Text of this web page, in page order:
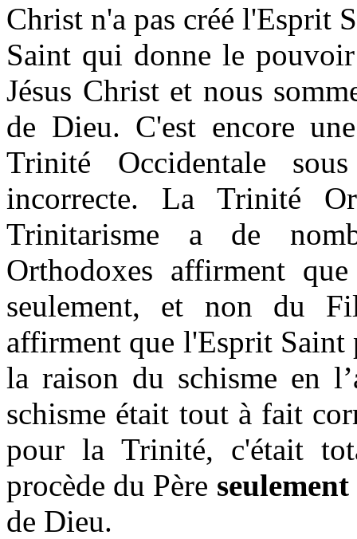
Christ n'a pas créé l'Esprit
Saint qui donne le
Jésus Christ et nous
de Dieu. C'est encore
Trinité Occidentale
incorrecte. La Trinité
Trinitarisme a de
Orthodoxes affirment
seulement, et non du
affirment que l'Esprit Saint
la raison du schisme en
schisme était tout à fait
pour la Trinité, c'était
procède du Père seulement
de Dieu.